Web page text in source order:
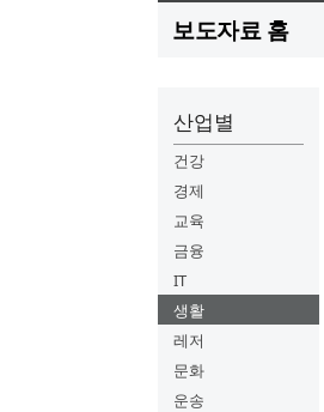
보도자료 홈
산업별
건강
경제
교육
금융
IT
생활
레저
문화
운송